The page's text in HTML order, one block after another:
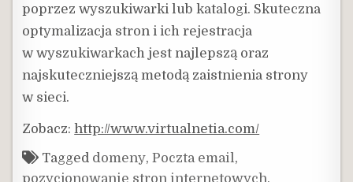
poprzez wyszukiwarki lub katalogi. Skuteczna
optymalizacja stron i ich rejestracja
w wyszukiwarkach jest najlepszą oraz
najskuteczniejszą metodą zaistnienia strony
w sieci.
Zobacz:http://www.virtualnetia.com/
Tagged domeny,Poczta email ,
pozycjonowanie stron internetowych,